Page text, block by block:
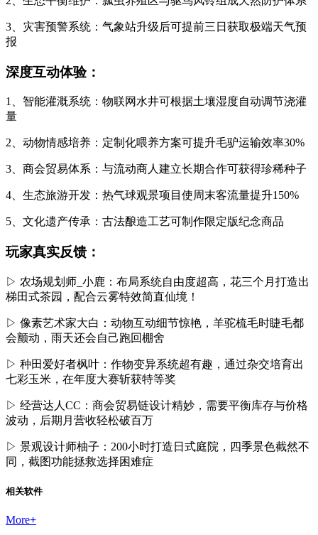
3、灾害预警系统：气象站升级后可提前三日获取极端天气预
报
深度互动体验：
1、智能灌溉系统：物联网水井可根据土壤湿度自动调节浇灌
量
2、动物情感培养：定制化喂养方案可提升毛驴运输效率30%
3、商会贸易体系：与流动商人建立长期合作可获得珍稀种子
4、生态旅游开发：热气球观景项目使周末客流量提升150%
5、文化遗产传承：古法酿造工艺可制作限定版纪念商品
玩家真实反馈：
▷ 农场规划师_小鹿：布局系统自由度超高，花三个月打造出
梯田式茶园，配合云雾特效简直仙境！
▷ 像素艺术家大白：动物互动细节惊艳，羊驼梳毛时睫毛都
会颤动，雨天还会自己跑回棚舍
▷ 种田爱好者枫叶：作物变异系统超有趣，通过杂交培育出
七彩玉米，在年度大赛斩获特等奖
▷ 经营达人CC：商会贸易链设计精妙，需要平衡库存与价格
波动，后期月营收轻松破百万
▷ 景观设计师柚子：200小时打造日式庭院，四季景色截然不
同，截图功能拯救选择困难症
相关软件
More+